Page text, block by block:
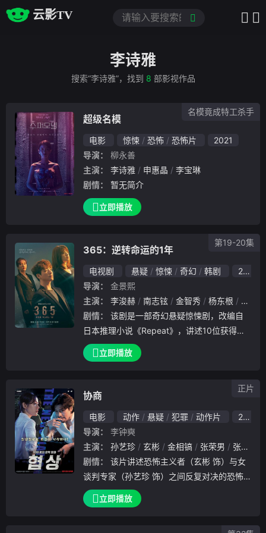
云影TV
李诗雅
搜索“李诗雅”，找到 8 部影视作品
超级名模
电影 惊悚 恐怖 恐怖片
2021
导演：
柳永善
主演：
李诗雅 申惠晶
李宝琳
剧情：
暂无简介
立即播放
名模竟成特工杀手
365：逆转命运的1年
电视剧 悬疑 惊悚 奇幻 韩剧
2020
导演：
金景熙
主演：
李浚赫 南志铉 金智秀 杨东根
李诗雅
剧情：
日本推理小说《Repeat》，讲述10位获得重
返时光的人穿越到一年前，陷入意想不到的命
运的故事。
立即播放
第19-20集
协商
电影 动作 悬疑 犯罪 动作片
2018
导演：
李钟奭
主演：
孙艺珍 玄彬 金相镐 张荣男 张光
剧情：
谈判专家（孙艺珍 饰）之间反复对决的恐怖
犯罪题材故事，恐怖分子时时刻刻用各种难以
预料的方法进行施压，双方将进行一场激烈的
立即播放
正片